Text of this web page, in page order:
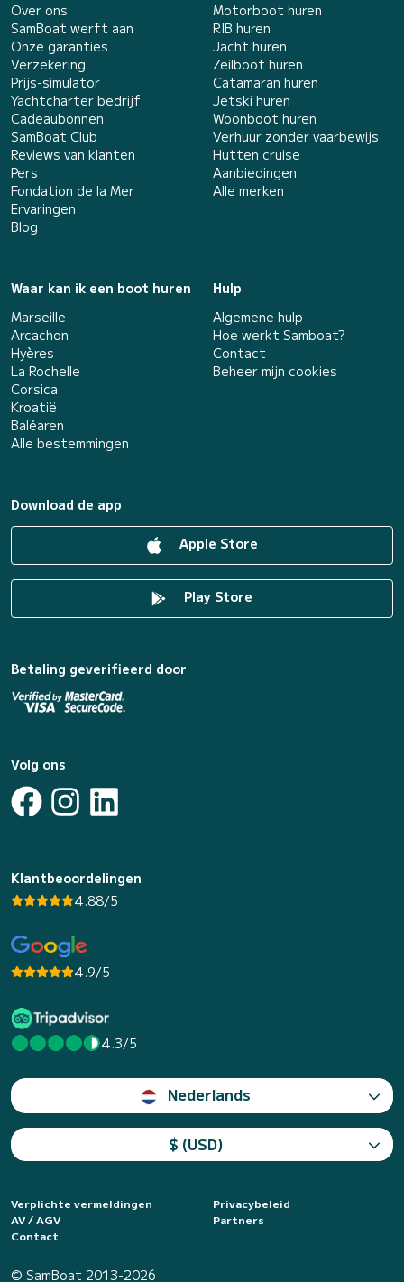
Over ons
SamBoat werft aan
Onze garanties
Verzekering
Prijs-simulator
Yachtcharter bedrijf
Cadeaubonnen
SamBoat Club
Reviews van klanten
Pers
Fondation de la Mer
Ervaringen
Blog
Motorboot huren
RIB huren
Jacht huren
Zeilboot huren
Catamaran huren
Jetski huren
Woonboot huren
Verhuur zonder vaarbewijs
Hutten cruise
Aanbiedingen
Alle merken
Waar kan ik een boot huren
Marseille
Arcachon
Hyères
La Rochelle
Corsica
Kroatië
Baléaren
Alle bestemmingen
Hulp
Algemene hulp
Hoe werkt Samboat?
Contact
Beheer mijn cookies
Download de app
Apple Store
Play Store
Betaling geverifieerd door
Volg ons
Klantbeoordelingen
4.88/5
4.9/5
4.3/5
Nederlands
$ (USD)
Verplichte vermeldingen
Privacybeleid
AV / AGV
Partners
Contact
© SamBoat 2013-2026